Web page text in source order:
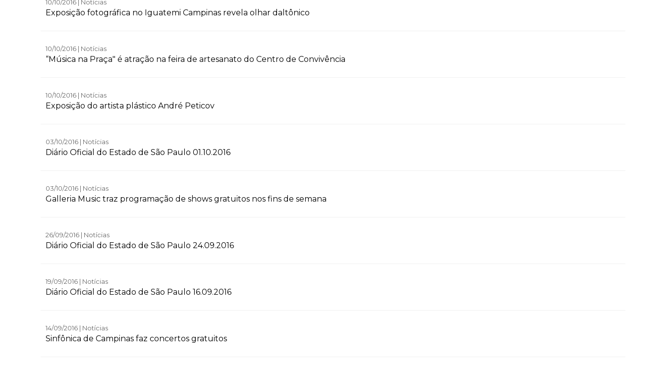
10/10/2016 | Notícias
Exposição fotográfica no Iguatemi Campinas revela olhar daltônico
10/10/2016 | Notícias
“Música na Praça" é atração na feira de artesanato do Centro de Convivência
10/10/2016 | Notícias
Exposição do artista plástico André Peticov
03/10/2016 | Notícias
Diário Oficial do Estado de São Paulo 01.10.2016
03/10/2016 | Notícias
Galleria Music traz programação de shows gratuitos nos fins de semana
26/09/2016 | Notícias
Diário Oficial do Estado de São Paulo 24.09.2016
19/09/2016 | Notícias
Diário Oficial do Estado de São Paulo 16.09.2016
14/09/2016 | Notícias
Sinfônica de Campinas faz concertos gratuitos